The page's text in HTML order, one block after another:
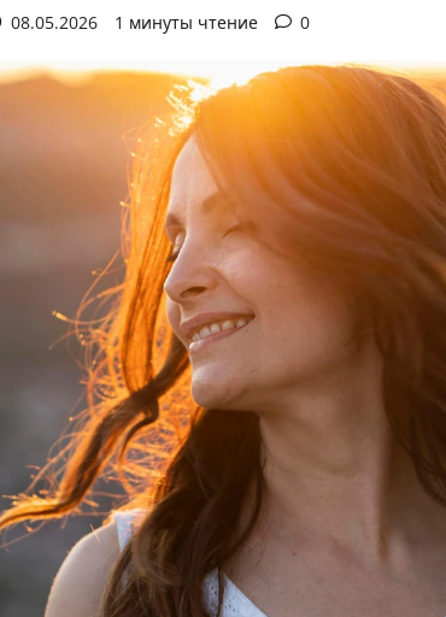
08.05.2026 1 минуты чтение 0